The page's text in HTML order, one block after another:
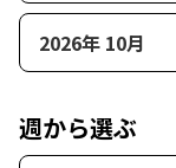
2026年 10月
週から選ぶ